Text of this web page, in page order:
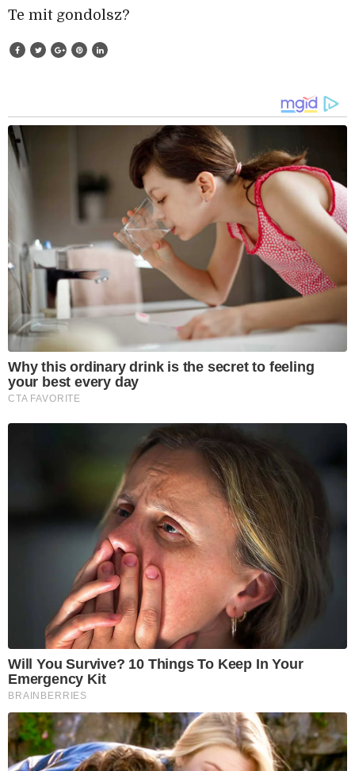
Te mit gondolsz?
Why this ordinary drink is the secret to feeling
your best every day
CTA FAVORITE
Will You Survive? 10 Things To Keep In Your
Emergency Kit
BRAINBERRIES